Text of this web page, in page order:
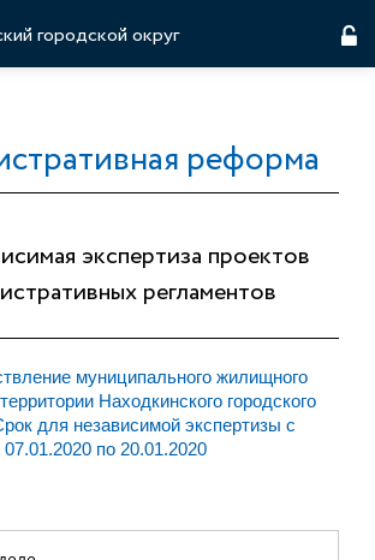
городской округ
реформа
экспертиза проектов
регламентов
муниципального жилищного
Находкинского городского
для независимой экспертизы с
07.01.2020 по 20.01.2020